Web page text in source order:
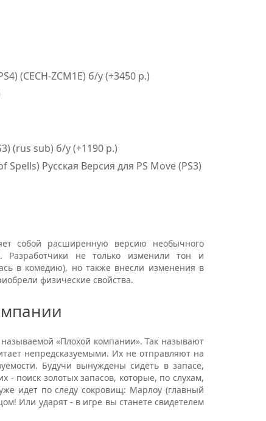
(CECH-ZCM1E) б/у (+3450 р.)
(rus sub) б/у (+1190 р.)
Русская Версия для PS Move (PS3)
собой расширенную версию необычного
Разработчики не только изменили тон и
в комедию), но также внесли изменения в
физические свойства.
«Плохой компании». Так называют
непредсказуемыми. Их не отправляют на
Будучи вынуждены сидеть в запасе,
поиск золотых запасов, которые, по слухам,
идет по следу сокровищ: Марлоу (главный
Или ударят - в игре вы станете свидетелем